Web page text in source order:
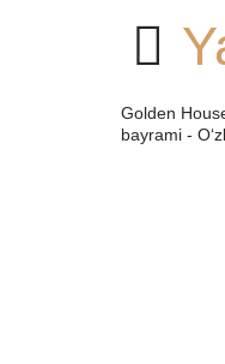
Golden
bayrami -